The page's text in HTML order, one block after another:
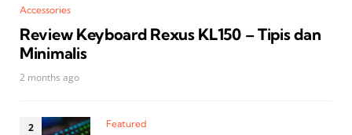
Accessories
Review Keyboard Rexus KL150 – Tipis dan
Minimalis
2 months ago
Featured